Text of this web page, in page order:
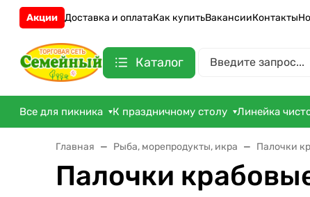
Акции Доставка и оплатаКак купитьВакансииКонтакты
Каталог
Все для пикника К праздничному столу Линейка
Главная Рыба, морепродукты, икра Палочки
Палочки